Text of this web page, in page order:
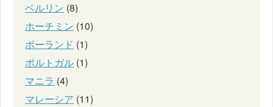
ベルリン (8)
ホーチミン (10)
ポーランド (1)
ポルトガル (1)
マニラ (4)
マレーシア (11)